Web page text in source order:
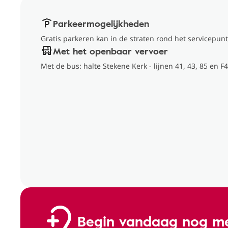
Parkeermogelijkheden
Gratis parkeren kan in de straten rond het servicepunt
Met het openbaar vervoer
Met de bus: halte Stekene Kerk - lijnen 41, 43, 85 en F4
Begin vandaag nog